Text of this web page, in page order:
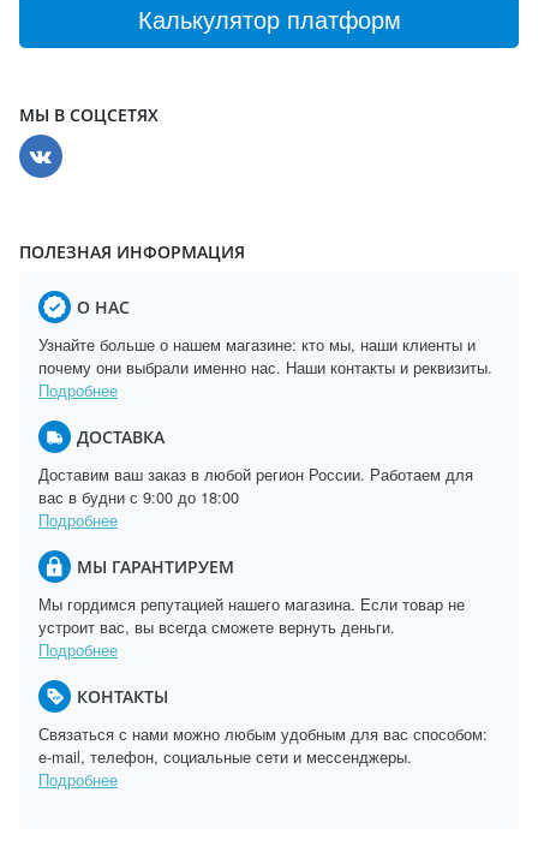
Калькулятор платформ
МЫ В СОЦСЕТЯХ
ПОЛЕЗНАЯ ИНФОРМАЦИЯ
О НАС
Узнайте больше о нашем магазине: кто мы, наши клиенты и
почему они выбрали именно нас. Наши контакты и реквизиты.
Подробнее
ДОСТАВКА
Доставим ваш заказ в любой регион России. Работаем для
вас в будни с 9:00 до 18:00
Подробнее
МЫ ГАРАНТИРУЕМ
Мы гордимся репутацией нашего магазина. Если товар не
устроит вас, вы всегда сможете вернуть деньги.
Подробнее
КОНТАКТЫ
Связаться с нами можно любым удобным для вас способом:
e-mail, телефон, социальные сети и мессенджеры.
Подробнее